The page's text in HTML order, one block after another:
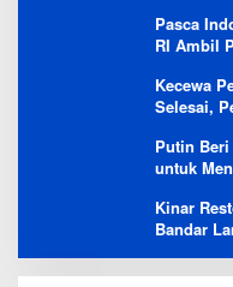
Pasca
RI Ambil
Kecewa
Selesai,
Sales
Putin Beri
untuk
Kinar
Bandar